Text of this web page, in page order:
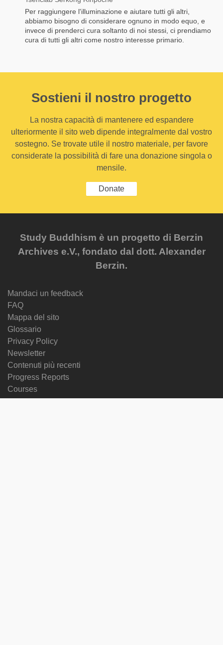
Per raggiungere l'illuminazione e aiutare tutti gli altri,
abbiamo bisogno di considerare ognuno in modo equo, e
invece di prenderci cura soltanto di noi stessi, ci prendiamo
cura di tutti gli altri come nostro interesse primario.
Sostieni il nostro progetto
La nostra capacità di mantenere ed espandere
ulteriormente il sito web dipende integralmente dal vostro
sostegno. Se trovate utile il nostro materiale, per favore
considerate la possibilità di fare una donazione singola o
mensile.
Donate
Study Buddhism è un progetto di Berzin
Archives e.V., fondato dal dott. Alexander
Berzin.
Mandaci un feedback
FAQ
Mappa del sito
Glossario
Privacy Policy
Newsletter
Contenuti più recenti
Progress Reports
Courses